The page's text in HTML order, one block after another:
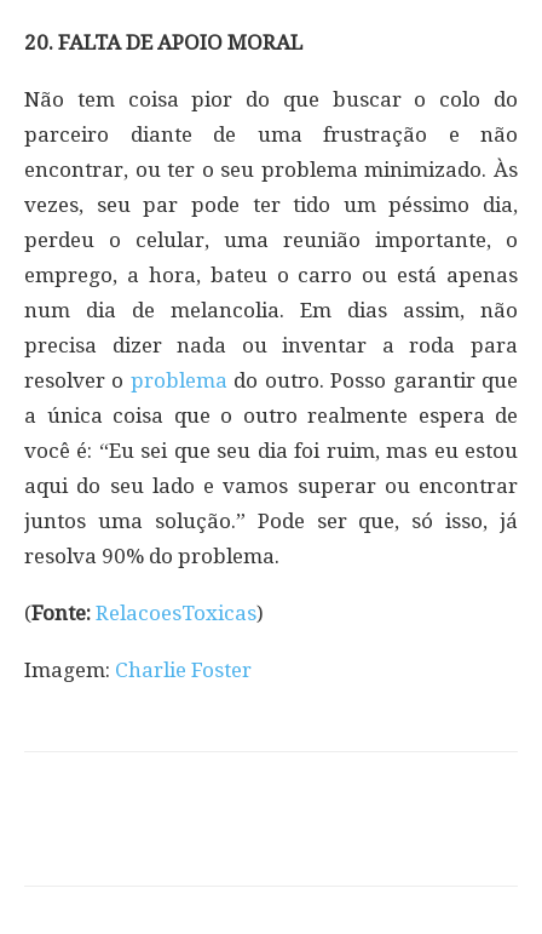
20. FALTA DE APOIO MORAL
Não tem coisa pior do que buscar o colo do
parceiro diante de uma frustração e não
encontrar, ou ter o seu problema minimizado. Às
vezes, seu par pode ter tido um péssimo dia,
perdeu o celular, uma reunião importante, o
emprego, a hora, bateu o carro ou está apenas
num dia de melancolia. Em dias assim, não
precisa dizer nada ou inventar a roda para
resolver o problema do outro. Posso garantir que
a única coisa que o outro realmente espera de
você é: “Eu sei que seu dia foi ruim, mas eu estou
aqui do seu lado e vamos superar ou encontrar
juntos uma solução.” Pode ser que, só isso, já
resolva 90% do problema.
(Fonte: RelacoesToxicas)
Imagem: Charlie Foster